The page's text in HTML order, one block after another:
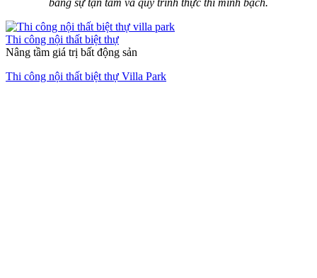
bằng sự tận tâm và quy trình thực thi minh bạch.
Thi công nội thất biệt thự
Nâng tầm giá trị bất động sản
Thi công nội thất biệt thự Villa Park